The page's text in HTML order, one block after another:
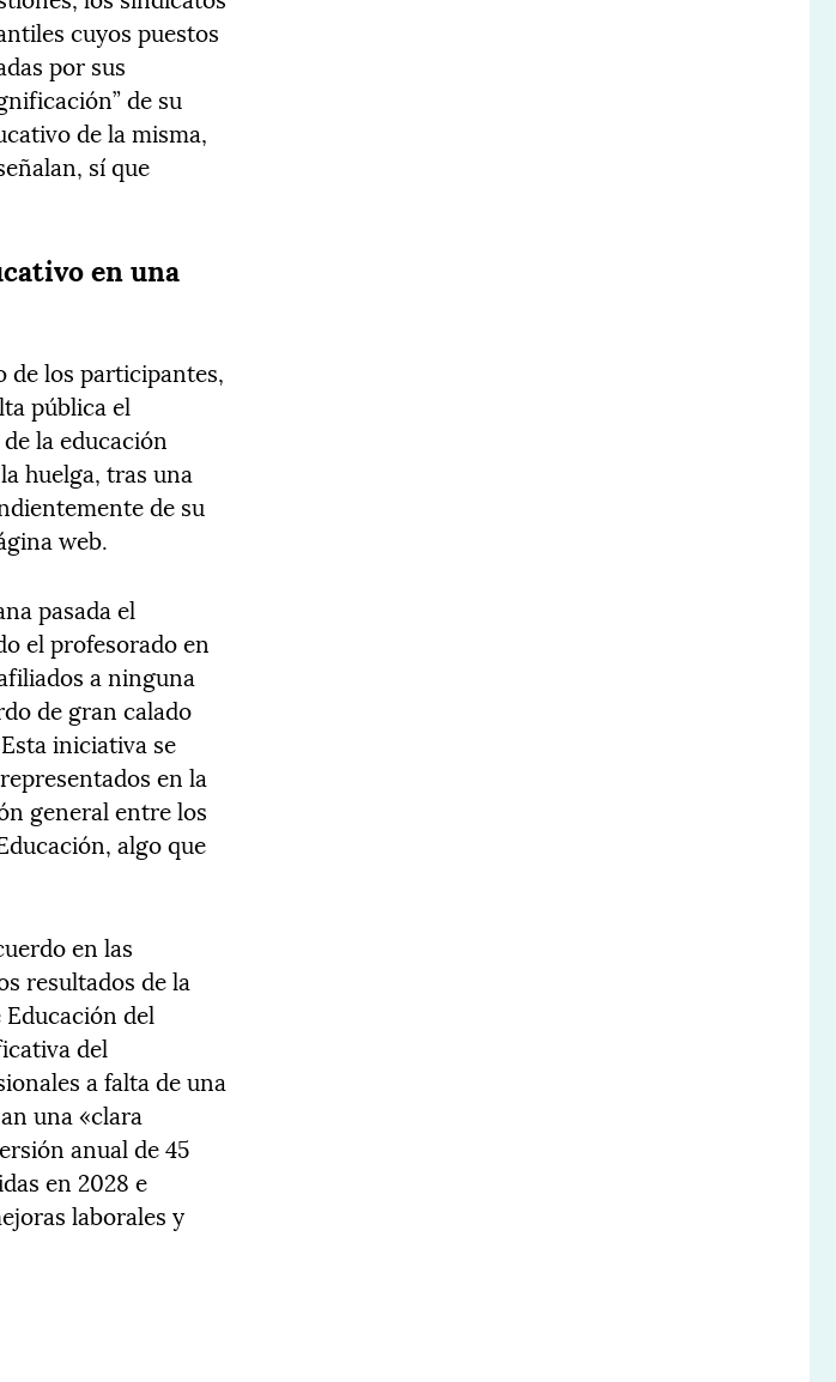
cuyos puestos
por sus
de su
de la misma,
sí que
en una
de los participantes,
pública el
la educación
huelga, tras una
de su
web.
pasada el
el profesorado en
a ninguna
de gran calado
iniciativa se
en la
general entre los
algo que
en las
resultados de la
del
del
a falta de una
una «clara
anual de 45
en 2028 e
laborales y